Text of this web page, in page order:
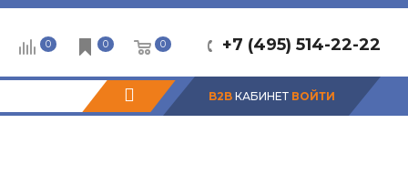
+7 (495) 514-22-22
0 0 0
B2B КАБИНЕТ ВОЙТИ